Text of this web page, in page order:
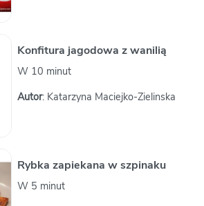
Konfitura jagodowa z wanilią
W 10 minut
Autor: Katarzyna Maciejko-Zielinska
Rybka zapiekana w szpinaku
W 5 minut